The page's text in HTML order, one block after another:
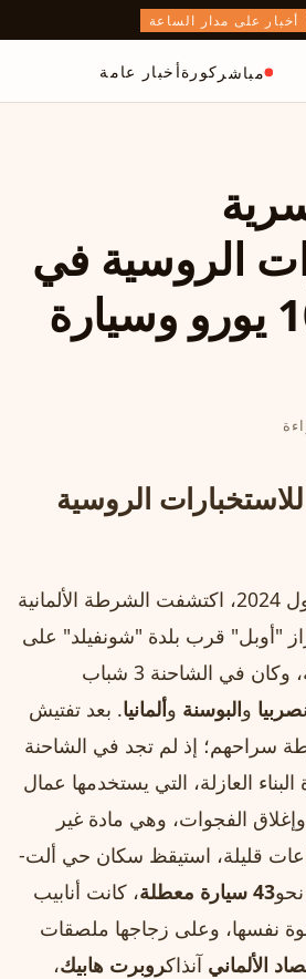
أخبار على مدار الساعة
مباشر كورةأخبار عامة
الروسية في
أوروبا: 100 يورو وسيارة
الروسية
في ديسمبر/كانون الأول 2024، اكتشفت الشرطة الألمانية
"أوبل" قرب بلدة "شونفيلد" على
أطراف برلين الجنوبية، وكان في الشاحنة 3 شباب
صربيا والبوسنة وألمانيا. بعد تفتيش
سراحهم؛ إذ لم تجد في الشاحنة
العازلة، التي يستخدمها عمال
الفجوات، وهي مادة غير
قليلة، استيقظ سكان حي ألت-
43 سيارة معطلة
، كانت أنابيب
نفسها، وعلى زجاجها ملصقات
الألماني آنذاكروبرت هابيك،